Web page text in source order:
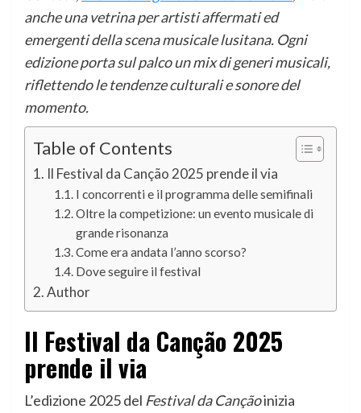
anche una vetrina per artisti affermati ed
emergenti della scena musicale lusitana. Ogni
edizione porta sul palco un mix di generi musicali,
riflettendo le tendenze culturali e sonore del
momento.
Table of Contents
Il Festival da Canção 2025 prende il via
I concorrenti e il programma delle semifinali
Oltre la competizione: un evento musicale di
grande risonanza
Come era andata l’anno scorso?
Dove seguire il festival
Author
Il Festival da Canção 2025
prende il via
L’edizione 2025 del Festival da Cançãoinizia